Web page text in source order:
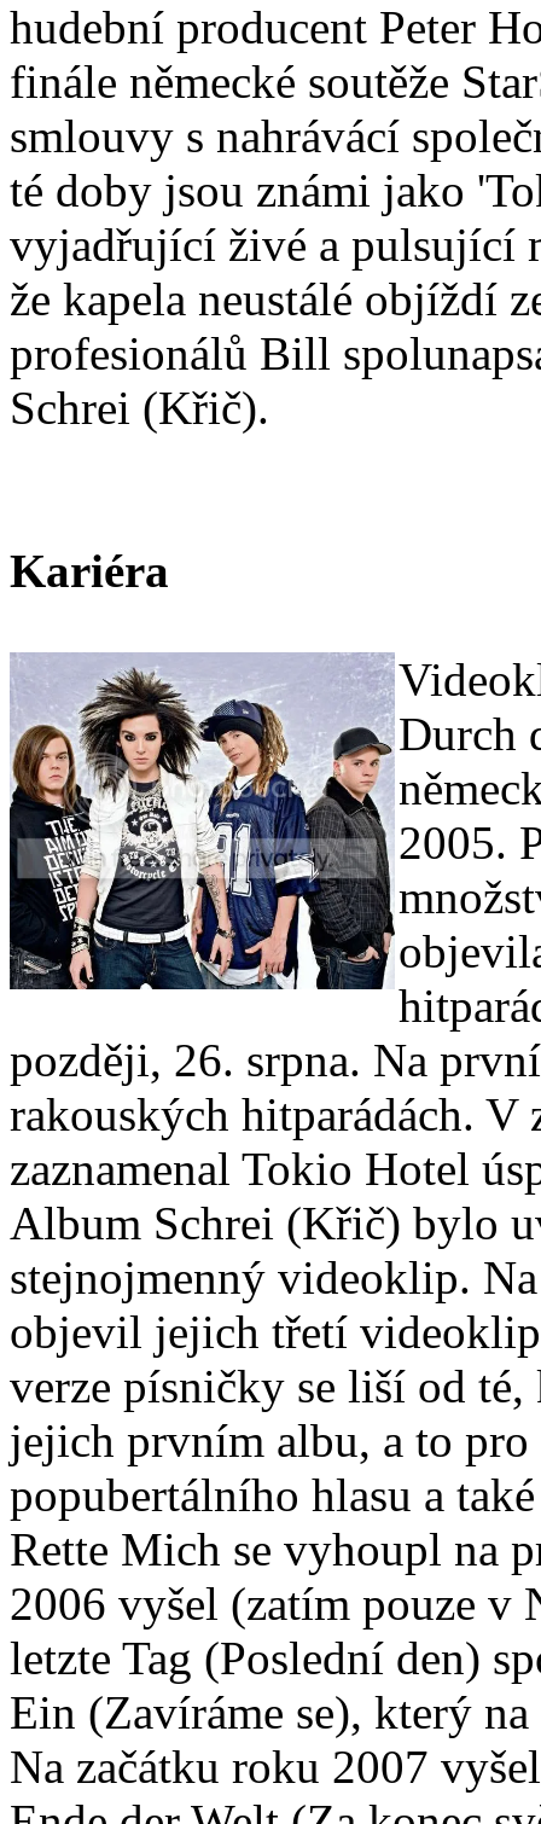
hudební producent Peter
finále německé soutěže
smlouvy s nahrávácí
té doby jsou známi jako
vyjadřující živé a pulsující
že kapela neustálé objíždí
profesionálů Bill
Schrei (Křič).
Kariéra
Durch
2005.
později, 26. srpna. Na
rakouských hitparádách.
zaznamenal Tokio Hotel
Album Schrei (Křič) bylo
stejnojmenný videoklip.
objevil jejich třetí
verze písničky se liší od
jejich prvním albu, a to
popubertálního hlasu a
Rette Mich se vyhoupl na
2006 vyšel (zatím pouze
letzte Tag (Poslední den)
Ein (Zavíráme se), který
Na začátku roku 2007